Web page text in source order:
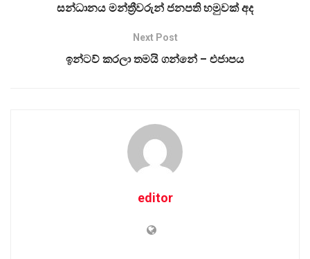
සන්ධානය මන්ත්‍රීවරුන් ජනපති හමුවක් අද
Next Post
ඉන්ටව් කරලා තමයි ගන්නේ – එජාපය
editor